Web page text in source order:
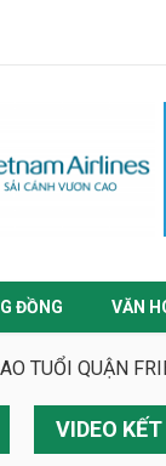
ĐỒNG VĂN
TUỔI QUẬN
VIDEO